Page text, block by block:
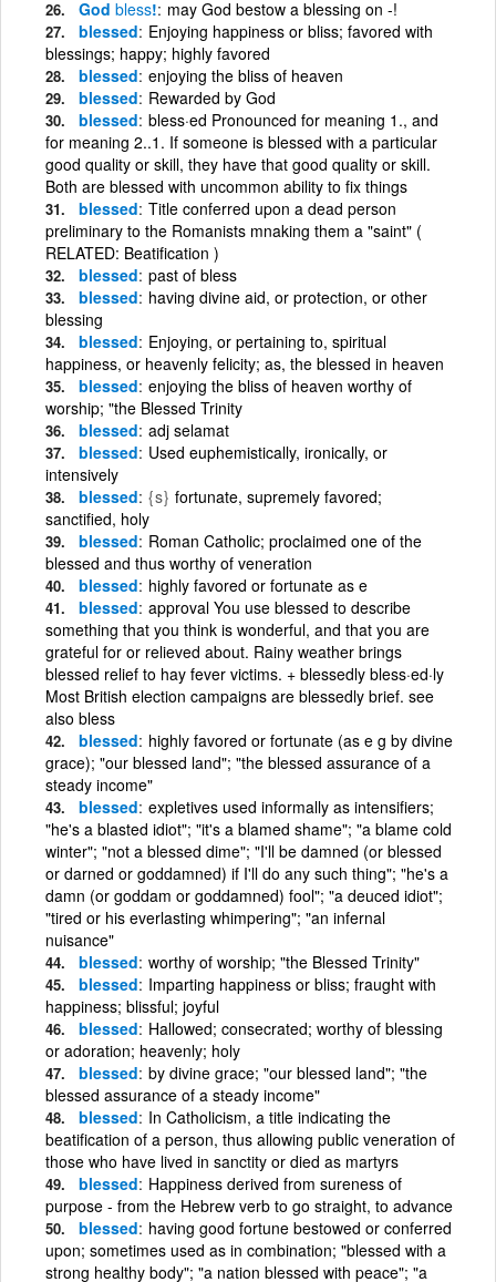
God bless! may God bestow a blessing on -!
blessed Enjoying happiness or bliss; favored with
blessings; happy; highly favored
blessed enjoying the bliss of heaven
blessed Rewarded by God
blessed bless·ed Pronounced for meaning 1., and
for meaning 2..1. If someone is blessed with a particular
good quality or skill, they have that good quality or skill.
Both are blessed with uncommon ability to fix things
blessed Title conferred upon a dead person
preliminary to the Romanists mnaking them a "saint" (
RELATED: Beatification )
blessed past of bless
blessed having divine aid, or protection, or other
blessing
blessed Enjoying, or pertaining to, spiritual
happiness, or heavenly felicity; as, the blessed in heaven
blessed enjoying the bliss of heaven worthy of
worship; "the Blessed Trinity
blessed adj selamat
blessed Used euphemistically, ironically, or
intensively
blessed {s} fortunate, supremely favored;
sanctified, holy
blessed Roman Catholic; proclaimed one of the
blessed and thus worthy of veneration
blessed highly favored or fortunate as e
blessed approval You use blessed to describe
something that you think is wonderful, and that you are
grateful for or relieved about. Rainy weather brings
blessed relief to hay fever victims. + blessedly bless·ed·ly
Most British election campaigns are blessedly brief. see
also bless
blessed highly favored or fortunate (as e g by divine
grace); "our blessed land"; "the blessed assurance of a
steady income"
blessed expletives used informally as intensifiers;
"he's a blasted idiot"; "it's a blamed shame"; "a blame cold
winter"; "not a blessed dime"; "I'll be damned (or blessed
or darned or goddamned) if I'll do any such thing"; "he's a
damn (or goddam or goddamned) fool"; "a deuced idiot";
"tired or his everlasting whimpering"; "an infernal
nuisance"
blessed worthy of worship; "the Blessed Trinity"
blessed Imparting happiness or bliss; fraught with
happiness; blissful; joyful
blessed Hallowed; consecrated; worthy of blessing
or adoration; heavenly; holy
blessed by divine grace; "our blessed land"; "the
blessed assurance of a steady income"
blessed In Catholicism, a title indicating the
beatification of a person, thus allowing public veneration of
those who have lived in sanctity or died as martyrs
blessed Happiness derived from sureness of
purpose - from the Hebrew verb to go straight, to advance
blessed having good fortune bestowed or conferred
upon; sometimes used as in combination; "blessed with a
strong healthy body"; "a nation blessed with peace"; "a